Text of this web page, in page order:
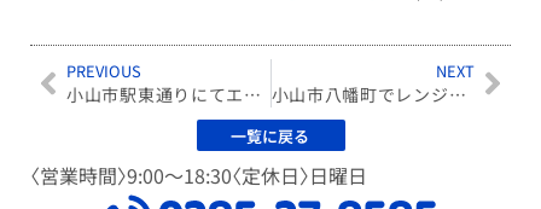
PREVIOUS
小山市駅東通りにてエアコン工事！！！
NEXT
小山市八幡町でレンジフード
一覧に戻る
〈営業時間〉9:00〜18:30〈定休日〉日曜日